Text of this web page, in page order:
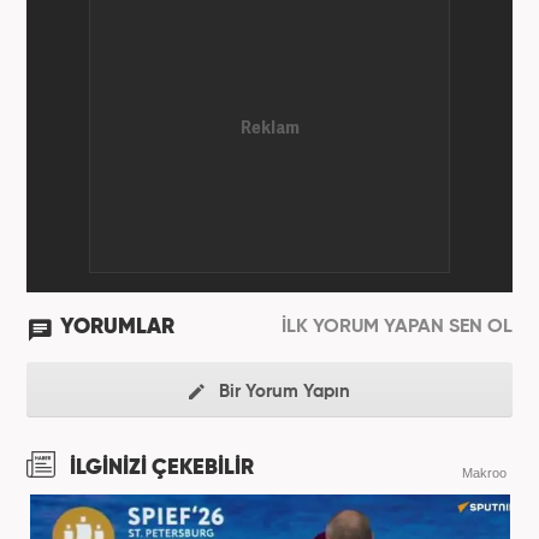
YORUMLAR İLK YORUM YAPAN SEN OL
Bir Yorum Yapın
İLGİNİZİ ÇEKEBİLİR Makroo